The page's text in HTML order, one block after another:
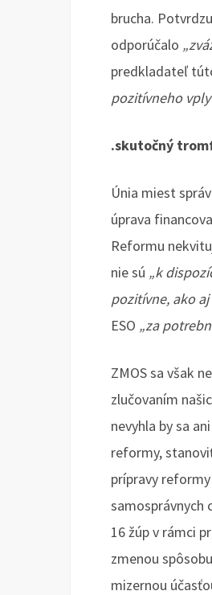
brucha.
odporúčalo
predkladateľ
pozitívneho
.skutočný
Únia miest
úprava
Reformu
nie sú „k
pozitívne, ako
ESO „za
ZMOS sa však
zlučovaním
nevyhla by sa
reformy,
prípravy
samosprávnych
16 žúp v rámci
zmenou
mizernou